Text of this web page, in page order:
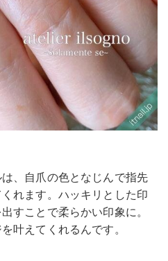
、自爪の色となじんで指先
れます。ハッキリとした印
すことで柔らかい印象に。
叶えてくれるんです。